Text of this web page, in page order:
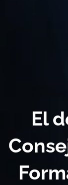
El